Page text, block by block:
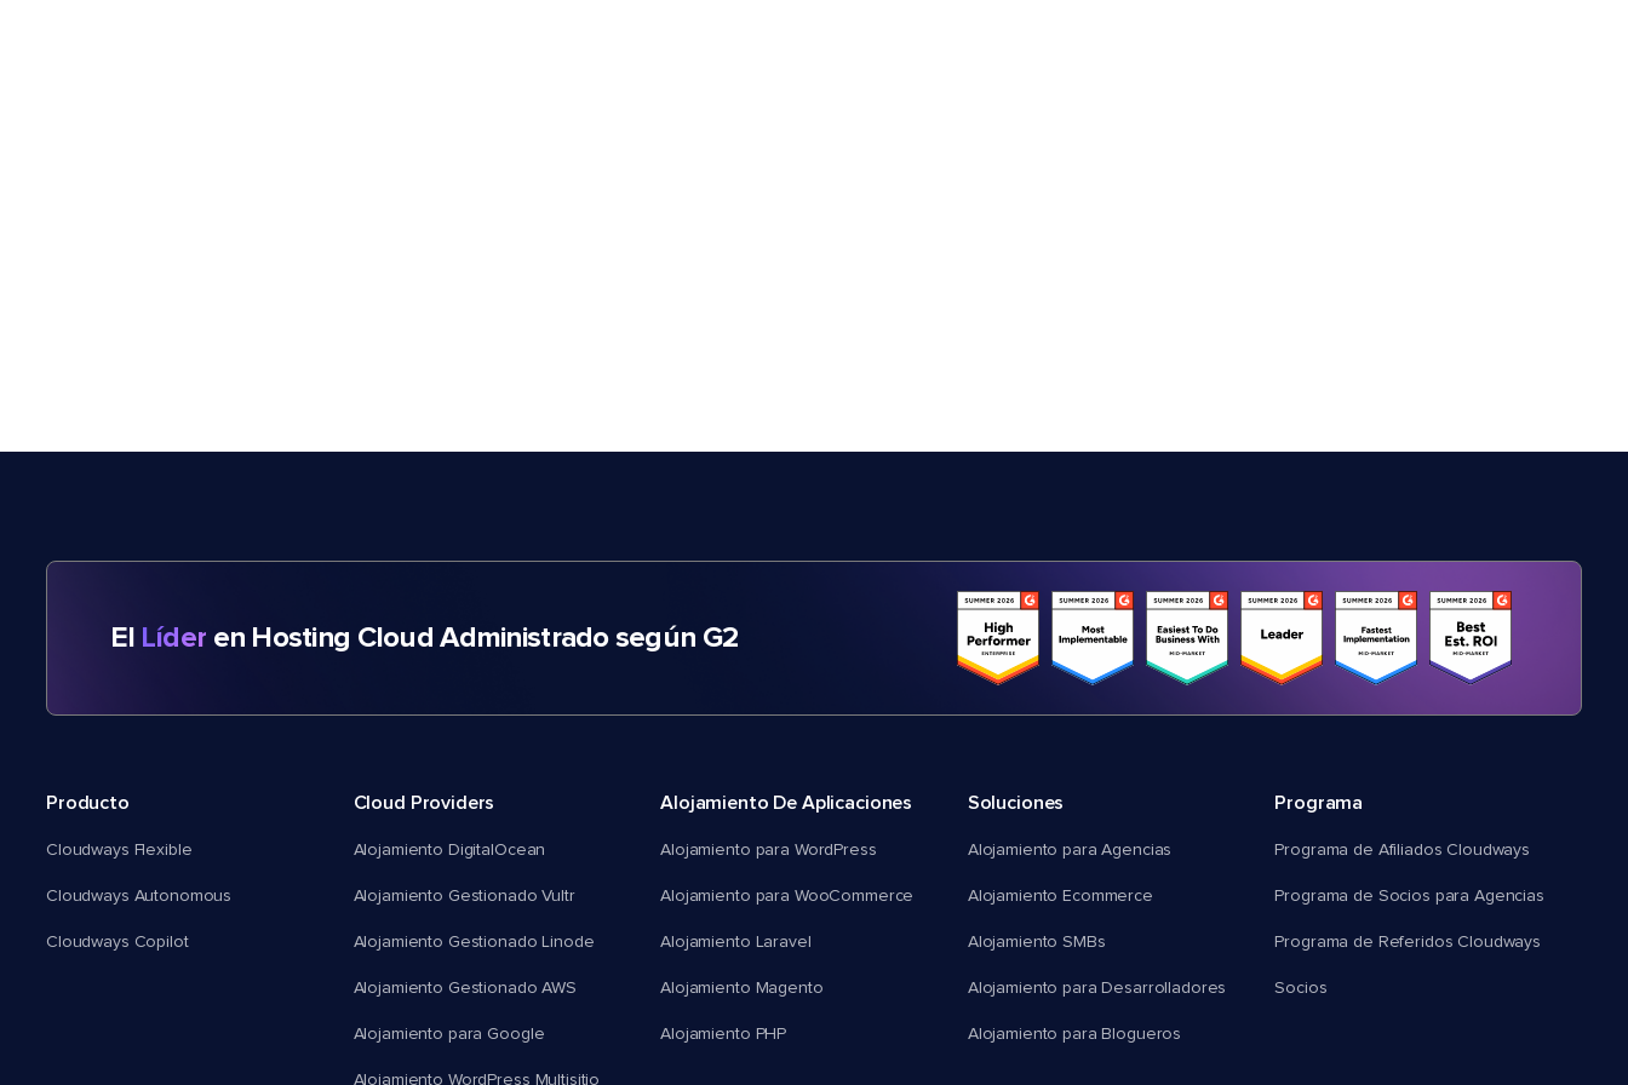
El Líder en Hosting Cloud Administrado según G2
Producto
Cloudways Flexible
Cloudways Autonomous
Cloudways Copilot
Cloud Providers
Alojamiento DigitalOcean
Alojamiento Gestionado Vultr
Alojamiento Gestionado Linode
Alojamiento Gestionado AWS
Alojamiento para Google
Alojamiento WordPress Multisitio
Alojamiento De Aplicaciones
Alojamiento para WordPress
Alojamiento para WooCommerce
Alojamiento Laravel
Alojamiento Magento
Alojamiento PHP
Soluciones
Alojamiento para Agencias
Alojamiento Ecommerce
Alojamiento SMBs
Alojamiento para Desarrolladores
Alojamiento para Blogueros
Programa
Programa de Afiliados Cloudways
Programa de Socios para Agencias
Programa de Referidos Cloudways
Socios